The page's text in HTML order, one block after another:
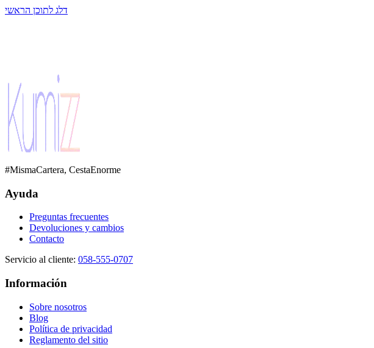
דלג לתוכן הראשי
#MismaCartera, CestaEnorme
Ayuda
Preguntas frecuentes
Devoluciones y cambios
Contacto
Servicio al cliente: 058-555-0707
Información
Sobre nosotros
Blog
Política de privacidad
Reglamento del sitio